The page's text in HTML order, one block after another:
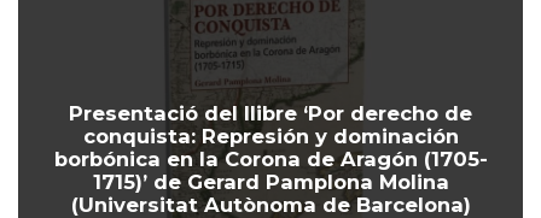
Presentació del llibre ‘Por derecho de
conquista: Represión y dominación
borbónica en la Corona de Aragón (1705-
1715)’ de Gerard Pamplona Molina
(Universitat Autònoma de Barcelona)